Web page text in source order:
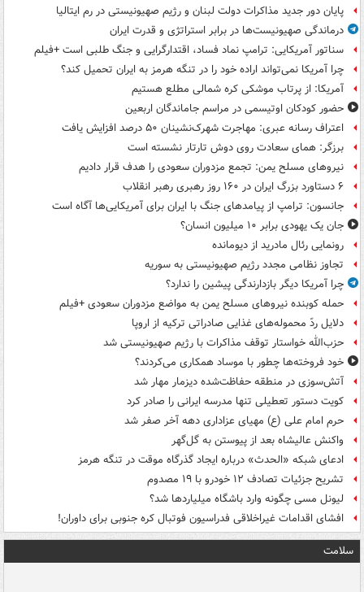
پایان دور جدید مذاکرات دولت لبنان و رژیم صهیونیستی در رم ایتالیا
درماندگی صهیونیست‌ها در برابر استراتژی و قدرت ایران
سناتور آمریکایی: ترامپ نماد فساد، اقتدارگرایی و جنگ طلبی است +فیلم
چرا آمریکا نمی‌تواند اراده خود را در تنگه هرمز به ایران تحمیل کند؟
آمریکا: از پرتاب موشکی کره شمالی مطلع هستیم
حضور کودکان اوتیسمی در مراسم جاماندگان اربعین
اعتراف رسانه عبری: مهاجرت شهرک‌نشینان ۵۰ درصد افزایش یافت
برزگر: همای سعادت روی دوش تارتار نشسته است
نیروهای مسلح یمن: تجمع مزدوران سعودی را هدف قرار دادیم
۶ دستاورد بزرگ ایران در ۱۶۰ روز رهبری رهبر انقلاب
جانسون: ترامپ از پیامدهای جنگ با ایران برای آمریکایی‌ها آگاه است
جان یک یهودی برابر ۱۰ میلیون انسان؟
رونمایی رئال مادرید از دیومانده
تجاوز نظامی مجدد رژیم صهیونیستی به سوریه
چرا آمریکا دیگر بازدارندگی پیشین را ندارد؟
حمله کوبنده نیروهای مسلح یمن به مواضع مزدوران سعودی +فیلم
دلایل ردّ محموله‌های غذایی صادراتی ترکیه از اروپا
حزب‌الله خواستار توقف مذاکرات با رژیم صهیونیستی شد
خود فروخته‌ها چطور با موساد همکاری می‌کردند؟
آتش‌سوزی در منطقه حفاظت‌شده دیزمار مهار شد
کویت دستور تعطیلی تنها مدرسه ایرانی را صادر کرد
حرم امام علی (ع) مهیای عزاداری دهه آخر صفر شد
واکنش عالیشاه بعد از پیوستن به گل‌گهر
ادعای شبکه «الحدث» درباره ایجاد گذرگاه موقت در تنگه هرمز
تشریح جزئیات تصادف ۱۲ خودرو با ۱۹ مصدوم
لیونل مسی چگونه وارد باشگاه میلیاردها شد؟
افشای اقدامات غیراخلاقی فدراسیون فوتبال کره جنوبی برای داوران!
سلامت